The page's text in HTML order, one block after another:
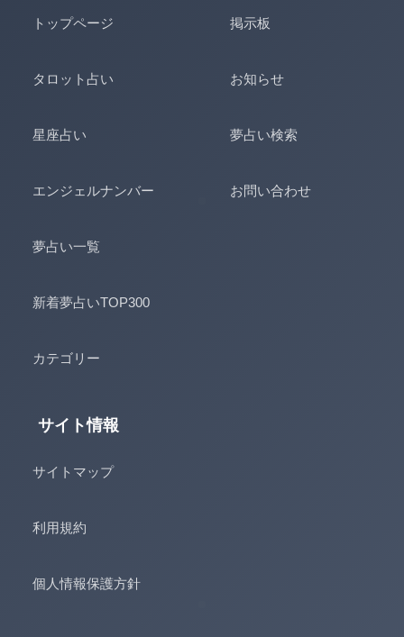
トップページ
タロット占い
星座占い
エンジェルナンバー
夢占い一覧
新着夢占いTOP300
カテゴリー
掲示板
お知らせ
夢占い検索
お問い合わせ
サイト情報
サイトマップ
利用規約
個人情報保護方針